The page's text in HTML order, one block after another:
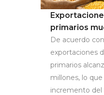
primarios
De acuerdo
exportaciones
primarios
millones, lo
incremento del